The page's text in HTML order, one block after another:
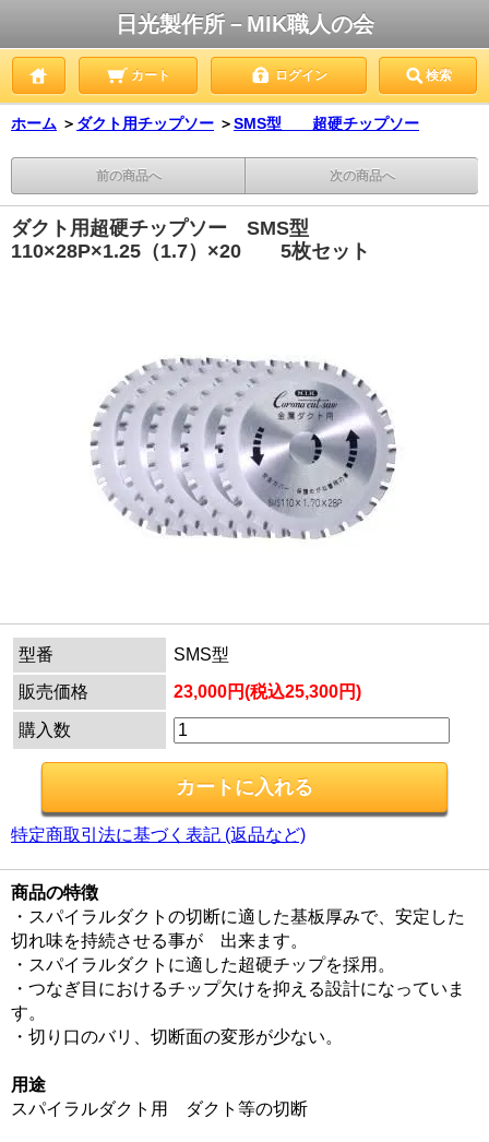
日光製作所－MIK職人の会
カート ログイン 検索
ホーム ＞ ダクト用チップソー ＞SMS型 超硬チップソー
前の商品へ 次の商品へ
ダクト用超硬チップソー SMS型
110×28P×1.25（1.7）×20 5枚セット
型番
SMS型
販売価格
23,000円(税込25,300円)
購入数
特定商取引法に基づく表記 (返品など)
商品の特徴
・スパイラルダクトの切断に適した基板厚みで、安定した
切れ味を持続させる事が 出来ます。
・スパイラルダクトに適した超硬チップを採用。
・つなぎ目におけるチップ欠けを抑える設計になっていま
す。
・切り口のバリ、切断面の変形が少ない。
用途
スパイラルダクト用 ダクト等の切断